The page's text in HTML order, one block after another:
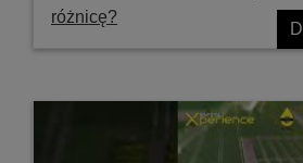
różnicę?